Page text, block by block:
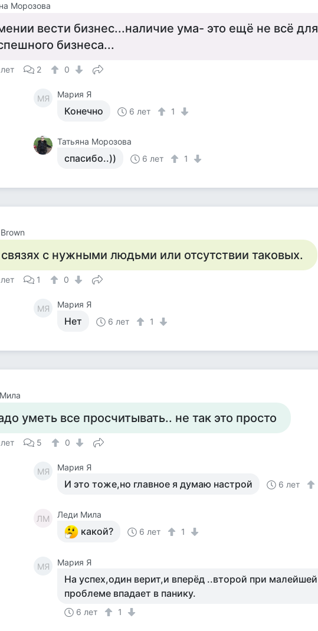
Морозова
вести бизнес...наличие ума- это ещё не всё для
бизнеса...
2 0
МЯ Мария Я
Конечно 6 лет 1
Татьяна Морозова
спасибо..)) 6 лет 1
с нужными людьми или отсутствии таковых.
1 0
МЯ Мария Я
Нет 6 лет 1
уметь все просчитывать.. не так это просто
5 0
МЯ Мария Я
И это тоже,но главное я думаю настрой 6 лет
ЛМ Леди Мила
какой? 6 лет 1
МЯ Мария Я
На успех,один верит,и вперёд ..второй при малейшей
проблеме впадает в панику.
6 лет 1